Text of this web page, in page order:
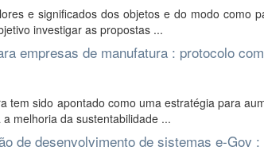
e significados dos objetos e do modo como
investigar as propostas ...
empresas de manufatura : protocolo com
tem sido apontado como uma estratégia para
melhoria da sustentabilidade ...
de desenvolvimento de sistemas e-Gov :